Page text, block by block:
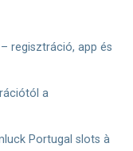
regisztráció, app és
a
Portugal slots à